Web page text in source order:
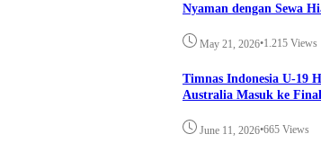
Nyaman dengan Sewa
May 21, 2026•1.215 Views
Timnas Indonesia U-19
Australia Masuk ke
June 11, 2026•665 Views